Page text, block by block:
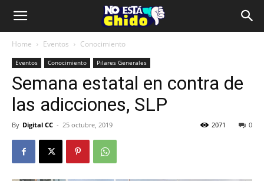
Home Eventos Conocimiento
Eventos Conocimiento Pilares Generales
Semana estatal en contra de
las adicciones, SLP
By Digital CC - 25 octubre, 2019 0
2071